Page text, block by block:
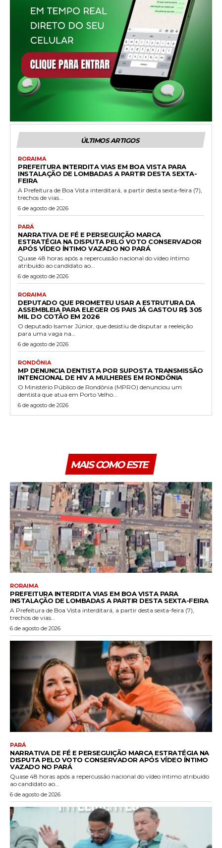
ÚLTIMOS ARTIGOS
RORAIMA
PREFEITURA INTERDITA VIAS EM BOA VISTA PARA
INSTALAÇÃO DE LOMBADAS A PARTIR DESTA SEXTA-
FEIRA
A Prefeitura de Boa Vista interditará, a partir desta sexta-feira (7),
trechos de vias...
6 de agosto de 2026
PARÁ
NARRATIVA DE FÉ E PERSEGUIÇÃO MARCA
ESTRATÉGIA NA DISPUTA PELO VOTO CONSERVADOR
APÓS VÍDEO ÍNTIMO VAZADO NO PARÁ
Quase 48 horas após a repercussão nacional do vídeo íntimo
atribuído ao candidato ao...
6 de agosto de 2026
RORAIMA
DEPUTADO QUE PROMETEU USAR A ESTRUTURA DA
ASSEMBLEIA PARA ELEGER OS PAIS JÁ GASTOU R$ 305
MIL DO COTÃO EM 2026
O deputado Isamar Júnior, que desistiu de disputar a reeleição
para uma vaga na...
6 de agosto de 2026
RONDÔNIA
MP DENUNCIA DENTISTA POR SUPOSTA TRANSMISSÃO
INTENCIONAL DE HIV A MULHERES EM RONDÔNIA
O Ministério Público de Rondônia (MPRO) denunciou um
dentista que atua em Porto Velho...
6 de agosto de 2026
MAIS COMO ESTE
RORAIMA
PREFEITURA INTERDITA VIAS EM BOA VISTA PARA
INSTALAÇÃO DE LOMBADAS A PARTIR DESTA SEXTA-FEIRA
A Prefeitura de Boa Vista interditará, a partir desta sexta-feira (7),
trechos de vias...
6 de agosto de 2026
PARÁ
NARRATIVA DE FÉ E PERSEGUIÇÃO MARCA ESTRATÉGIA NA
DISPUTA PELO VOTO CONSERVADOR APÓS VÍDEO ÍNTIMO
VAZADO NO PARÁ
Quase 48 horas após a repercussão nacional do vídeo íntimo atribuído
ao candidato ao...
6 de agosto de 2026